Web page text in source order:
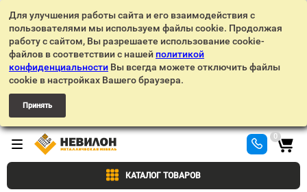
Для улучшения работы сайта и его взаимодействия с
пользователями мы используем файлы cookie. Продолжая
работу с сайтом, Вы разрешаете использование cookie-
файлов в соответствии с нашей политикой
конфиденциальности Вы всегда можете отключить файлы
cookie в настройках Вашего браузера.
Принять
КАТАЛОГ ТОВАРОВ
0